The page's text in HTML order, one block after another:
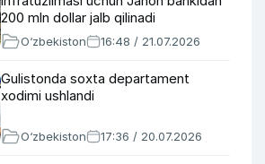
200 mln dollar jalb qilinadi
O‘zbekiston 16:48 / 21.07.2026
Gulistonda soxta departament
xodimi ushlandi
O‘zbekiston 17:36 / 20.07.2026